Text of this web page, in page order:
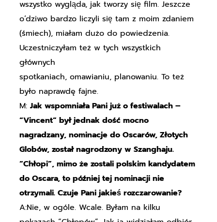
wszystko wygląda, jak tworzy się film. Jeszcze
o’dziwo bardzo liczyli się tam z moim zdaniem
(śmiech), miałam dużo do powiedzenia.
Uczestniczyłam też w tych wszystkich
głównych
spotkaniach, omawianiu, planowaniu. To też
było naprawdę fajne.
M: Jak wspomniała Pani już o festiwalach –
“Vincent” był jednak dość mocno
nagradzany, nominacje do Oscarów, Złotych
Globów, został nagrodzony w Szanghaju.
“Chłopi”, mimo że zostali polskim kandydatem
do Oscara, to później tej nominacji nie
otrzymali. Czuje Pani jakieś rozczarowanie?
A:Nie, w ogóle. Wcale. Byłam na kilku